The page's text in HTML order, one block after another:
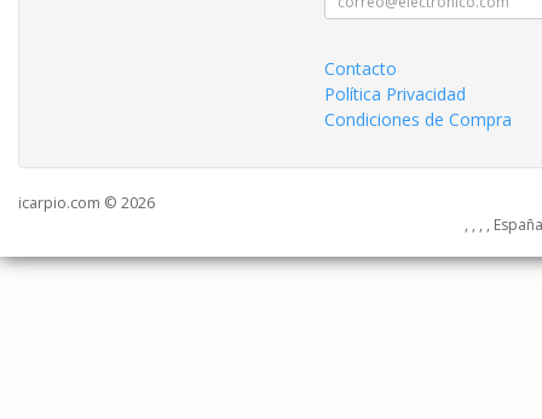
Contacto
Política Privacidad
Condiciones de Compra
icarpio.com © 2026
, , , ,